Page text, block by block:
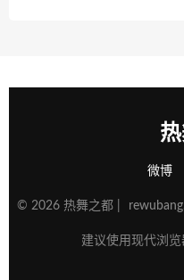
微博
© 2026 热舞之都 |
建议使用现代浏览